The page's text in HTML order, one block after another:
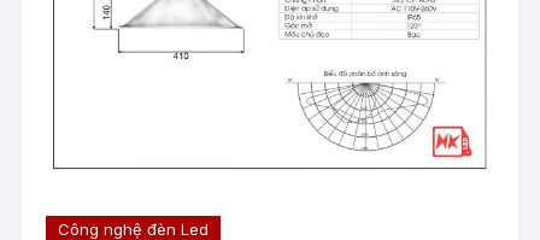
Công nghệ đèn Led